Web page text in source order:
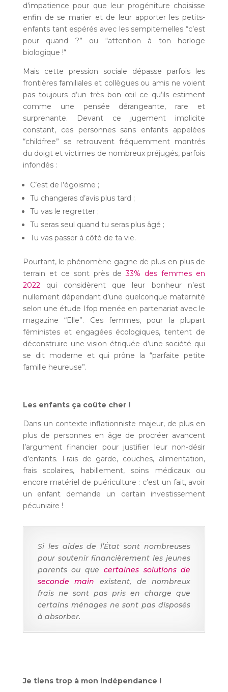
d’impatience pour que leur progéniture choisisse
enfin de se marier et de leur apporter les petits-
enfants tant espérés avec les sempiternelles “c’est
pour quand ?” ou “attention à ton horloge
biologique !“
Mais cette pression sociale dépasse parfois les
frontières familiales et collègues ou amis ne voient
pas toujours d’un très bon œil ce qu’ils estiment
comme une pensée dérangeante, rare et
surprenante. Devant ce jugement implicite
constant, ces personnes sans enfants appelées
“childfree” se retrouvent fréquemment montrés
du doigt et victimes de nombreux préjugés, parfois
infondés :
C’est de l’égoïsme ;
Tu changeras d’avis plus tard ;
Tu vas le regretter ;
Tu seras seul quand tu seras plus âgé ;
Tu vas passer à côté de ta vie.
Pourtant, le phénomène gagne de plus en plus de
terrain et ce sont près de33% des femmes en
2022qui considèrent que leur bonheur n’est
nullement dépendant d’une quelconque maternité
selon une étude Ifop menée en partenariat avec le
magazine “Elle”. Ces femmes, pour la plupart
féministes et engagées écologiques, tentent de
déconstruire une vision étriquée d’une société qui
se dit moderne et qui prône la “parfaite petite
famille heureuse”.
Les enfants ça coûte cher !
Dans un contexte inflationniste majeur, de plus en
plus de personnes en âge de procréer avancent
l’argument financier pour justifier leur non-désir
d’enfants. Frais de garde, couches, alimentation,
frais scolaires, habillement, soins médicaux ou
encore matériel de puériculture : c’est un fait, avoir
un enfant demande un certain investissement
pécuniaire !
Si les aides de l’État sont nombreuses
pour soutenir financièrement les jeunes
parents ou que certaines solutions de
seconde main existent, de nombreux
frais ne sont pas pris en charge que
certains ménages ne sont pas disposés
à absorber.
Je tiens trop à mon indépendance !